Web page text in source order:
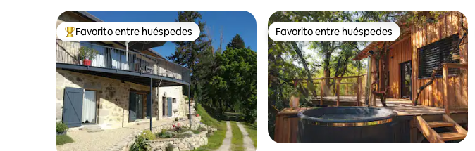
De los mejores en Favorito entre huéspedes
Favorito entre huéspedes Favorito entre huéspedes
Favorito entre huéspedes